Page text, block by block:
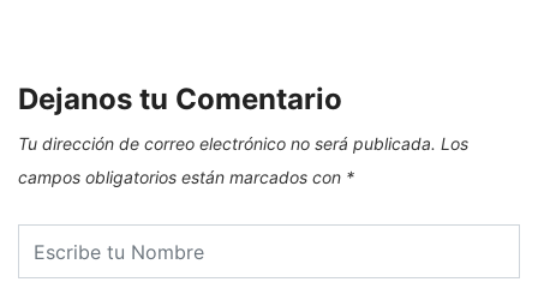
Dejanos tu Comentario
Tu dirección de correo electrónico no será publicada. Los
campos obligatorios están marcados con *